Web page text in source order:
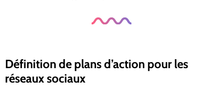
Définition de plans d’action pour les
réseaux sociaux